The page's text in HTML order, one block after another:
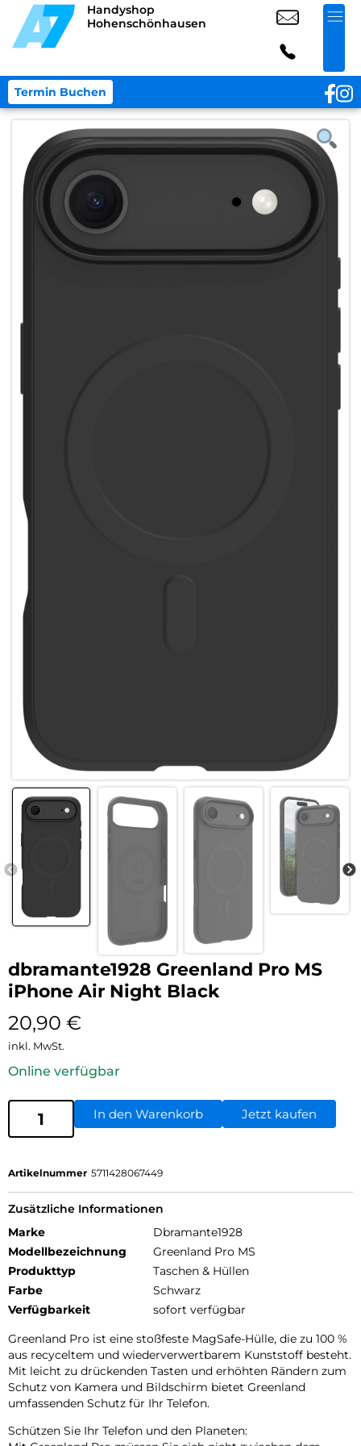
Handyshop
Hohenschönhausen
Termin Buchen
dbramante1928 Greenland Pro MS
iPhone Air Night Black
20,90 €
inkl. MwSt.
Online verfügbar
In den Warenkorb Jetzt kaufen
Artikelnummer 5711428067449
Zusätzliche Informationen
Marke
Dbramante1928
Modellbezeichnung
Greenland Pro MS
Produkttyp
Taschen & Hüllen
Farbe
Schwarz
Verfügbarkeit
sofort verfügbar
Greenland Pro ist eine stoßfeste MagSafe-Hülle, die zu 100 %
aus recyceltem und wiederverwertbarem Kunststoff besteht.
Mit leicht zu drückenden Tasten und erhöhten Rändern zum
Schutz von Kamera und Bildschirm bietet Greenland
umfassenden Schutz für Ihr Telefon.
Schützen Sie Ihr Telefon und den Planeten: